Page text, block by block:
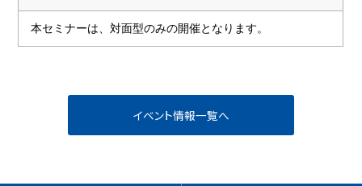
本セミナーは、対面型のみの開催となります。